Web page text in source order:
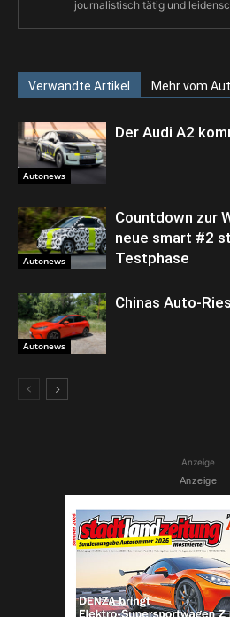
journalistisch tätig und
Verwandte Artikel Mehr vom
Autonews
Der Audi A2
Autonews
Countdown zur
neue smart #2
Testphase
Autonews
Chinas Auto-
Anzeige
Anzeige